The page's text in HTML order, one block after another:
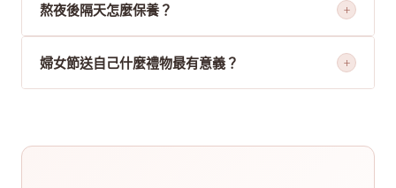
一步，幫助後續產品更好吸收，適合想改善暗沉的族群。
熬夜後隔天怎麼保養？ +
早上先用發光水加強補水，再搭配眼周保養，讓肌膚重新
補充水分。熬夜後肌膚容易看起來較為乾燥暗沉，加強補
水是最重要的第一步。
婦女節送自己什麼禮物最有意義？ +
華乳到咖啡因眼霜，簡單三步驟就能讓保養成為屬於自己